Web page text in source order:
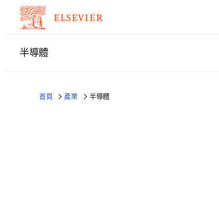
半導體
首頁 產業 半導體